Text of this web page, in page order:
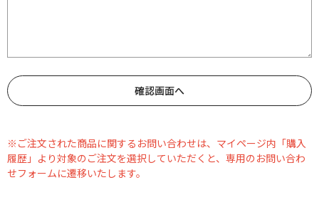
※ご注文された商品に関するお問い合わせは、マイページ内「購入
履歴」より対象のご注文を選択していただくと、専用のお問い合わ
せフォームに遷移いたします。